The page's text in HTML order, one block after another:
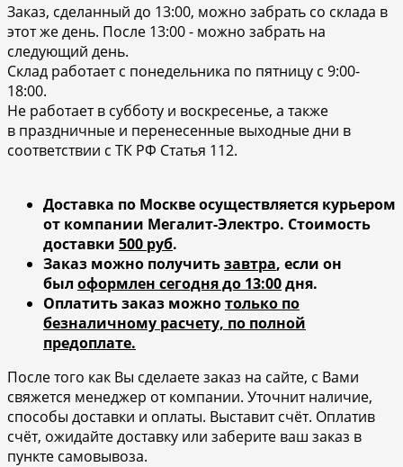
Заказ, сделанный до 13:00, можно забрать со склада в
этот же день. После 13:00 - можно забрать на
следующий день.
Склад работает с понедельника по пятницу с 9:00-
18:00.
Не работает в субботу и воскресенье, а также
в праздничные и перенесенные выходные дни в
соответствии с ТК РФ Статья 112.
Доставка по Москве осуществляется курьером
от компании Мегалит-Электро. Стоимость
доставки 500 руб.
Заказ можно получитьзавтра, если он
был оформлен сегодня до 13:00дня.
Оплатить заказ можнотолько по
безналичному расчету, по полной
предоплате.
После того как Вы сделаете заказ на сайте, с Вами
свяжется менеджер от компании. Уточнит наличие,
способы доставки и оплаты. Выставит счёт. Оплатив
счёт, ожидайте доставку или заберите ваш заказ в
пункте самовывоза.